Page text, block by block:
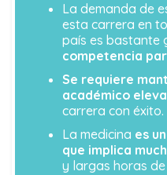
La demanda de
esta carrera en
país es bastante
competencia
Se requiere
académico
carrera con éxito.
La medicina es
que implica
y largas horas